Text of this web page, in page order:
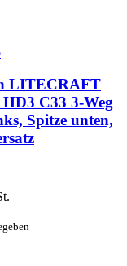
LITECRAFT
C33 3-Weg
Spitze unten,